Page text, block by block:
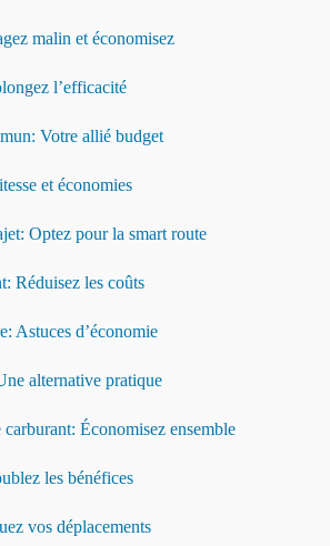
malin et économisez
l’efficacité
Votre allié budget
et économies
Optez pour la smart route
Réduisez les coûts
Astuces d’économie
alternative pratique
Économisez ensemble
les bénéfices
vos déplacements